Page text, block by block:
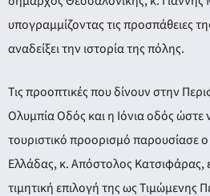
υπογραμμίζοντας τις προσπάθειες
αναδείξει την ιστορία της πόλης.
Τις προοπτικές που δίνουν στην
Ολυμπία Οδός και η Ιόνια οδός ώστε
τουριστικό προορισμό παρουσίασε
Ελλάδας, κ. Απόστολος Κατσιφάρας,
τιμητική επιλογή της ως Τιμώμενης